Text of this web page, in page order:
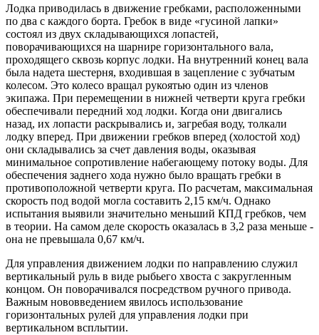
Лодка приводилась в движение гребками, расположенными
по два с каждого борта. Гребок в виде «гусиной лапки»
состоял из двух складывающихся лопастей,
поворачивающихся на шарнире горизонтального вала,
проходящего сквозь корпус лодки. На внутренний конец вала
была надета шестерня, входившая в зацепление с зубчатым
колесом. Это колесо вращал рукоятью один из членов
экипажа. При перемещении в нижней четверти круга гребки
обеспечивали передний ход лодки. Когда они двигались
назад, их лопасти раскрывались и, загребая воду, толкали
лодку вперед. При движении гребков вперед (холостой ход)
они складывались за счет давления воды, оказывая
минимальное сопротивление набегающему потоку воды. Для
обеспечения заднего хода нужно было вращать гребки в
противоположной четверти круга. По расчетам, максимальная
скорость под водой могла составить 2,15 км/ч. Однако
испытания выявили значительно меньший КПД гребков, чем
в теории. На самом деле скорость оказалась в 3,2 раза меньше -
она не превышала 0,67 км/ч.
Для управления движением лодки по направлению служил
вертикальный руль в виде рыбьего хвоста с закругленным
концом. Он поворачивался посредством ручного привода.
Важным нововведением явилось использование
горизонтальных рулей для управления лодки при
вертикальном всплытии.